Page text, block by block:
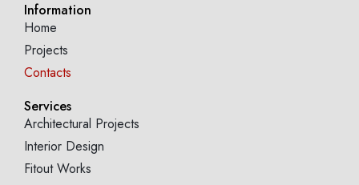
Information
Home
Projects
Contacts
Services
Architectural Projects
Interior Design
Fitout Works